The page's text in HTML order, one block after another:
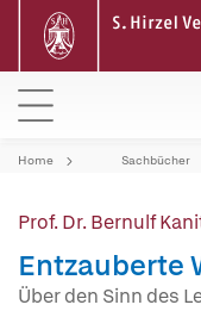
Home Sachbücher
Prof. Dr. Bernulf
Entzauberte
Über den Sinn des